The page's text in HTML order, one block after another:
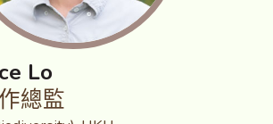
Lo
總監